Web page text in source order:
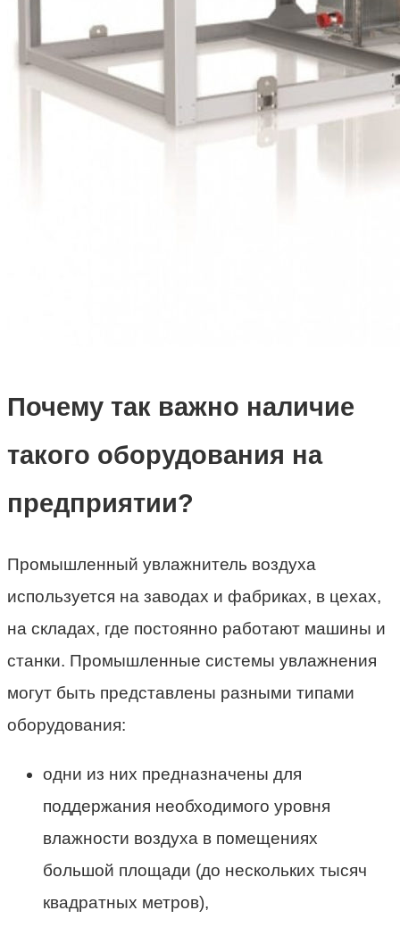
Почему так важно наличие
такого оборудования на
предприятии?
Промышленный увлажнитель воздуха
используется на заводах и фабриках, в цехах,
на складах, где постоянно работают машины и
станки. Промышленные системы увлажнения
могут быть представлены разными типами
оборудования:
одни из них предназначены для
поддержания необходимого уровня
влажности воздуха в помещениях
большой площади (до нескольких тысяч
квадратных метров),